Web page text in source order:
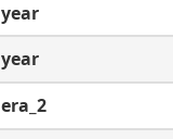
year
year
era_2